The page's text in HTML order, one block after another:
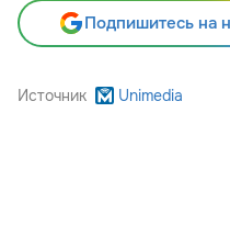
Подпишитесь на
Источник Unimedia